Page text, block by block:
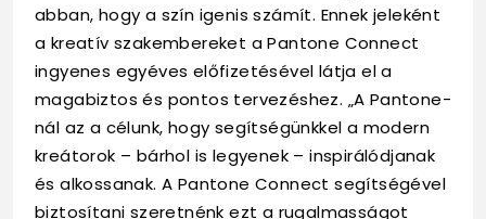
abban, hogy a szín igenis számít. Ennek jeleként
a kreatív szakembereket a Pantone Connect
ingyenes egyéves előfizetésével látja el a
magabiztos és pontos tervezéshez. „A Pantone-
nál az a célunk, hogy segítségünkkel a modern
kreátorok – bárhol is legyenek – inspirálódjanak
és alkossanak. A Pantone Connect segítségével
biztosítani szeretnénk ezt a rugalmasságot